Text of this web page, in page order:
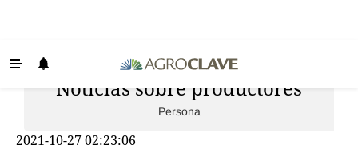
Ganadería
Noticias sobre productores
Persona
2021-10-27 02:23:06